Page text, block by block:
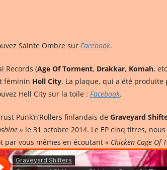
Sainte Ombre sur Facebook.
Records (Age Of Torment, Drakkar, Komah,
féminin Hell City. La plaque, qui a été produite
Hell City sur la toile : Facebook.
Punk’n’Rollers finlandais de Graveyard
» le 31 octobre 2014. Le EP cinq titres,
par vous mêmes en écoutant « Chicken Cage Of